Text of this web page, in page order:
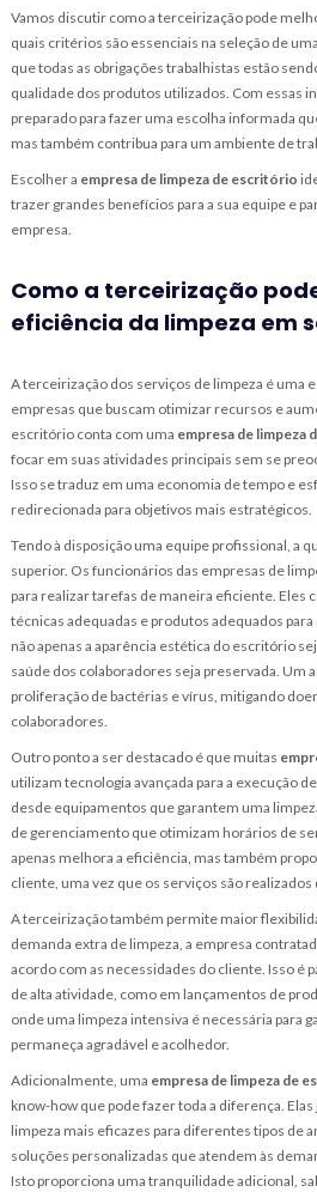
Vamos discutir como a terceirização pode
quais critérios são essenciais na seleção de
que todas as obrigações trabalhistas estão
qualidade dos produtos utilizados. Com essas
preparado para fazer uma escolha informada
mas também contribua para um ambiente de
Escolher a empresa de limpeza de escritório
trazer grandes benefícios para a sua equipe e
empresa.
Como a terceirização
eficiência da limpeza em
A terceirização dos serviços de limpeza é uma
empresas que buscam otimizar recursos e
escritório conta com uma empresa de limpeza
focar em suas atividades principais sem se
Isso se traduz em uma economia de tempo e
redirecionada para objetivos mais estratégicos.
Tendo à disposição uma equipe profissional, a
superior. Os funcionários das empresas de
para realizar tarefas de maneira eficiente. Eles
técnicas adequadas e produtos adequados
não apenas a aparência estética do escritório
saúde dos colaboradores seja preservada. Um
proliferação de bactérias e vírus, mitigando
colaboradores.
Outro ponto a ser destacado é que muitas
utilizam tecnologia avançada para a execução
desde equipamentos que garantem uma
de gerenciamento que otimizam horários de
apenas melhora a eficiência, mas também
cliente, uma vez que os serviços são realizados
A terceirização também permite maior
demanda extra de limpeza, a empresa
acordo com as necessidades do cliente. Isso é
de alta atividade, como em lançamentos de
onde uma limpeza intensiva é necessária para
permaneça agradável e acolhedor.
Adicionalmente, uma empresa de limpeza de
know-how que pode fazer toda a diferença.
limpeza mais eficazes para diferentes tipos de
soluções personalizadas que atendem às
Isto proporciona uma tranquilidade adicional,